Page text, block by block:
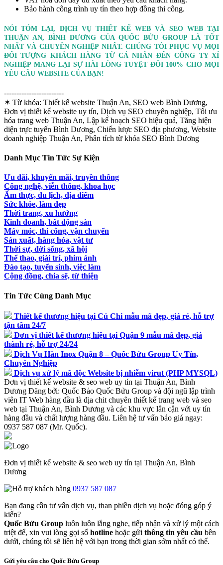
Bảo hành công trình uy tín theo hợp đồng thi công.
NÓI TÓM LẠI, DỊCH VỤ THIẾT KẾ WEB VÀ SEO WEB TẠI
THUẬN AN, BÌNH DƯƠNG CỦA QUỐC BỬU GROUP LÀ TỐT
NHẤT VÀ CHUYÊN NGHIỆP NHẤT. CHÚNG TÔI PHỤC VỤ MỌI
ĐỐI TƯỢNG KHÁCH HÀNG TỪ CÁ NHÂN ĐẾN CÔNG TY XÍ
NGHIỆP MANG LẠI SỰ HÀI LÒNG TUYỆT ĐỐI 100% CHO MỌI
YÊU CẦU WEBSITE CỦA BẠN!
------------------------
✶ Từ khóa: Thiết kế website Thuận An, SEO web Bình Dương,
Đơn vị thiết kế website uy tín, Dịch vụ SEO chuyên nghiệp, Tối ưu
hóa trang web Thuận An, Lập kế hoạch SEO hiệu quả, Tăng hiện
diện trực tuyến Bình Dương, Chiến lược SEO địa phương, Website
doanh nghiệp Thuận An, Phân tích từ khóa SEO Bình Dương
Danh Mục Tin Tức Sự Kiện
Ưu đãi, khuyến mãi, truyền thông
Công nghệ, viễn thông, khoa học
Ẩm thực, du lịch, địa điểm
Sức khỏe, làm đẹp
Thời trang, xu hướng
Kinh doanh, bất động sản
Máy móc, thi công, vận chuyển
Sản xuất, hàng hóa, vật tư
Thời sự, đời sống, xã hội
Thể thao, giải trí, phim ảnh
Đào tạo, tuyển sinh, việc làm
Cộng đồng, chia sẽ, từ thiện
Tin Tức Cùng Danh Mục
Thiết kế thương hiệu tại Củ Chi mẫu mã đẹp, giá rẻ, hỗ trợ
tận tâm 24/7
Đơn vị thiết kế thương hiệu tại Quận 9 mẫu mã đẹp, giá
thành rẻ, hỗ trợ 24/24
Dịch Vụ Hàn Inox Quận 8 – Quốc Bửu Group Uy Tín,
Chuyên Nghiệp
Dịch vụ xử lý mã độc Website bị nhiễm virut (PHP MYSQL)
Đơn vị thiết kế website & seo web uy tín tại Thuận An, Bình
Dương Đăng bởi: Quốc Bảo Quốc Bửu Group và đội ngũ lập trình
viên IT Web hàng đầu là địa chit chuyên thiết kế trang web và seo
web tại Thuận An, Bình Dương và các khu vực lân cận với uy tín
hàng đầu và chất lượng hàng đầu. Liên hệ tư vấn báo giá ngay:
0937 587 087 (Mr. Quốc).
Đơn vị thiết kế website & seo web uy tín tại Thuận An, Bình
Dương
0937 587 087
Bạn đang cần tư vấn dịch vụ, than phiền dịch vụ hoặc đóng góp ý
kiến?
Quốc Bửu Group luôn luôn lắng nghe, tiếp nhận và xử lý một cách
triệt để, xin vui lòng gọi số hotline hoặc gửi thông tin yêu cầu bên
dưới, chúng tôi sẽ liên hệ với bạn trong thời gian sớm nhất có thể.
Gửi yêu cầu cho Quốc Bửu Group